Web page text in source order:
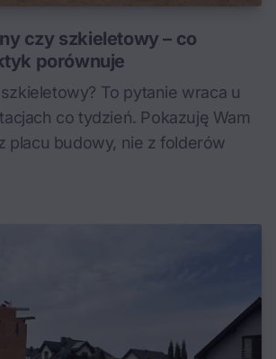
czy szkieletowy – co
porównuje
To pytanie wraca u
co tydzień. Pokazuję Wam
placu budowy, nie z folderów